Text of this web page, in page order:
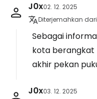
J0x02. 12. 2025
Diterjemahkan
Sebagai
kota berangkat
akhir pekan
J0x03. 12. 2025